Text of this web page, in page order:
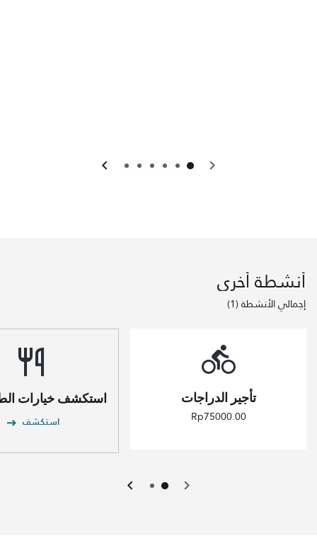
السابق التالي
أنشطة أخرى
إجمالي الأنشطة (1)
تأجير الدراجات
Rp75000.00
استكشف خيارات
استكشف
السابق التالي